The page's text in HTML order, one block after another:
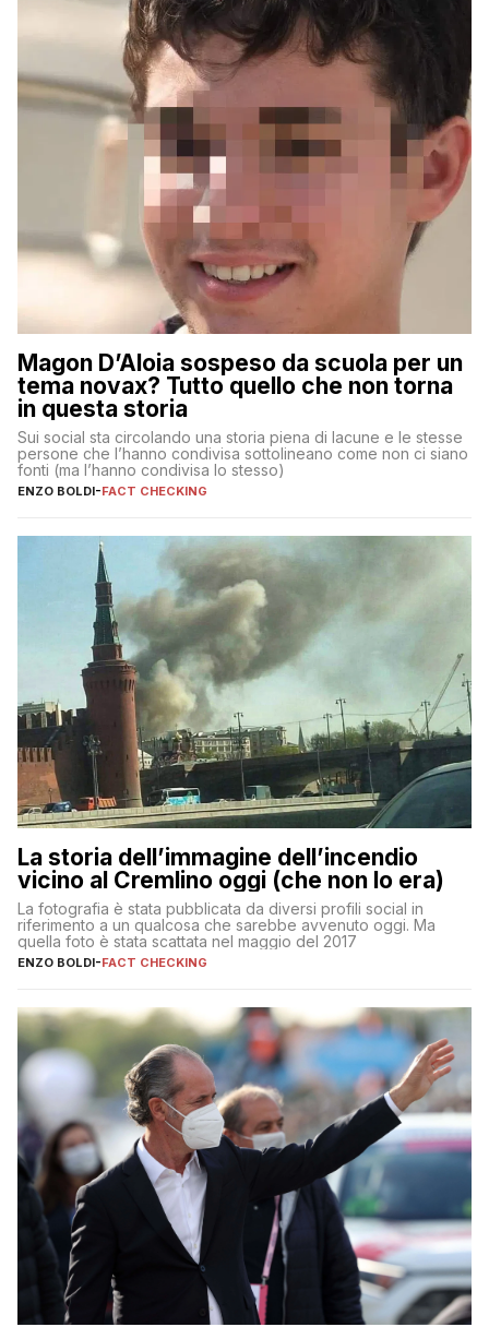
Magon D’Aloia sospeso da scuola per un
tema novax? Tutto quello che non torna
in questa storia
Sui social sta circolando una storia piena di lacune e le stesse
persone che l’hanno condivisa sottolineano come non ci siano
fonti (ma l’hanno condivisa lo stesso)
ENZO BOLDI-FACT CHECKING
La storia dell’immagine dell’incendio
vicino al Cremlino oggi (che non lo era)
La fotografia è stata pubblicata da diversi profili social in
riferimento a un qualcosa che sarebbe avvenuto oggi. Ma
quella foto è stata scattata nel maggio del 2017
ENZO BOLDI-FACT CHECKING